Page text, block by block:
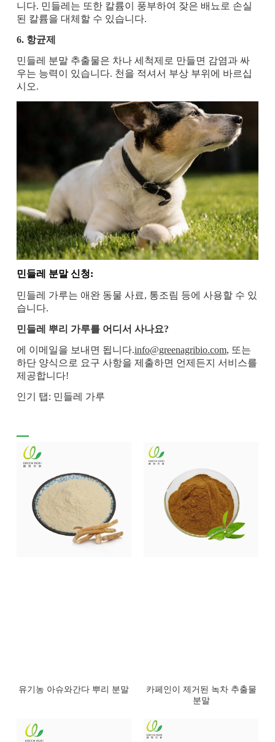
니다. 민들레는 또한 칼륨이 풍부하여 잦은 배뇨로 손실
된 칼륨을 대체할 수 있습니다.
6. 항균제
민들레 분말 추출물은 차나 세척제로 만들면 감염과 싸
우는 능력이 있습니다. 천을 적셔서 부상 부위에 바르십
시오.
민들레 분말 신청:
민들레 가루는 애완 동물 사료, 통조림 등에 사용할 수 있
습니다.
민들레 뿌리 가루를 어디서 사나요?
에 이메일을 보내면 됩니다.info@greenagribio.com, 또는
하단 양식으로 요구 사항을 제출하면 언제든지 서비스를
제공합니다!
인기 탭: 민들레 가루
유기농 아슈와간다 뿌리 분말
카페인이 제거된 녹차 추출물
분말